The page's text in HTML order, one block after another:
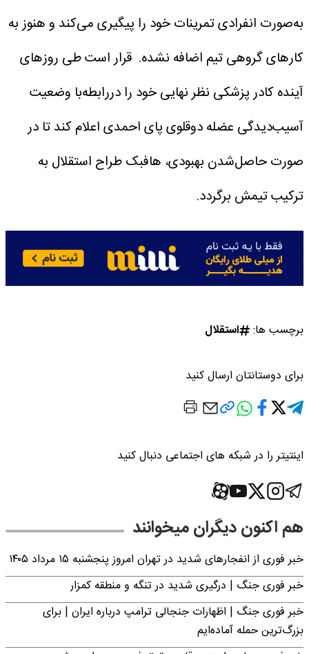
به‌صورت انفرادی تمرینات خود را پیگیری می‌کند و هنوز به
کارهای گروهی تیم اضافه نشده. قرار است طی روزهای
آینده کادر پزشکی نظر نهایی خود را دررابطه‌با وضعیت
آسیب‌دیدگی عضله دوقلوی پای احمدی اعلام کند تا در
صورت حاصل‌شدن بهبودی، هافبک طراح استقلال به
ترکیب تیمش برگردد.
برچسب ها: استقلال
برای دوستانتان ارسال کنید
اینتیتر را در شبکه های اجتماعی دنبال کنید
هم اکنون دیگران میخوانند
خبر فوری از انفجارهای شدید در تهران امروز پنجشنبه ۱۵ مرداد ۱۴۰۵
خبر فوری جنگ | درگیری شدید در تنگه و منطقه کمزار
خبر فوری جنگ | اظهارات جنجالی ترامپ درباره ایران | برای
بزرگ‌ترین حمله آماده‌ایم